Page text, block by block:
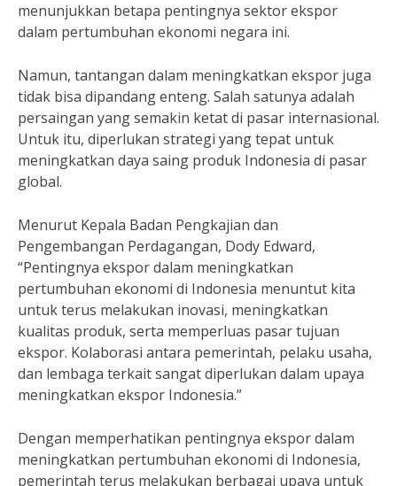
menunjukkan betapa pentingnya sektor ekspor
dalam pertumbuhan ekonomi negara ini.
Namun, tantangan dalam meningkatkan ekspor juga
tidak bisa dipandang enteng. Salah satunya adalah
persaingan yang semakin ketat di pasar internasional.
Untuk itu, diperlukan strategi yang tepat untuk
meningkatkan daya saing produk Indonesia di pasar
global.
Menurut Kepala Badan Pengkajian dan
Pengembangan Perdagangan, Dody Edward,
“Pentingnya ekspor dalam meningkatkan
pertumbuhan ekonomi di Indonesia menuntut kita
untuk terus melakukan inovasi, meningkatkan
kualitas produk, serta memperluas pasar tujuan
ekspor. Kolaborasi antara pemerintah, pelaku usaha,
dan lembaga terkait sangat diperlukan dalam upaya
meningkatkan ekspor Indonesia.”
Dengan memperhatikan pentingnya ekspor dalam
meningkatkan pertumbuhan ekonomi di Indonesia,
pemerintah terus melakukan berbagai upaya untuk